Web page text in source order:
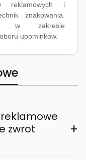
reklamowych i
znakowania.
w zakresie
upominków.
zwrot
+